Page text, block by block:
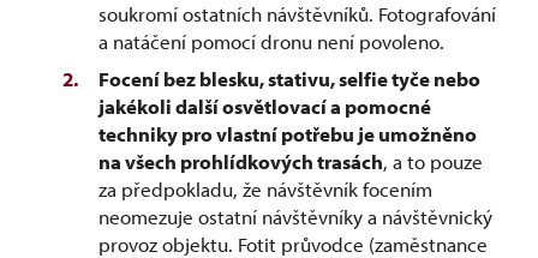
soukromí ostatních návštěvníků. Fotografování
a natáčení pomocí dronu není povoleno.
Focení bez blesku, stativu, selfie tyče nebo
jakékoli další osvětlovací a pomocné
techniky pro vlastní potřebu je umožněno
na všech prohlídkových trasách, a to pouze
za předpokladu, že návštěvník focením
neomezuje ostatní návštěvníky a návštěvnický
provoz objektu. Fotit průvodce (zaměstnance